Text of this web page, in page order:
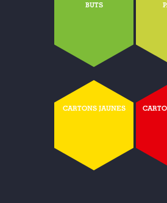
BUTS
CARTONS JAUNES